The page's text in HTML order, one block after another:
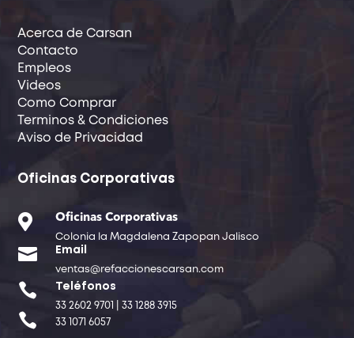
Acerca de Carsan
Contacto
Empleos
Videos
Como Comprar
Terminos & Condiciones
Aviso de Privacidad
Oficinas Corporativas
 Oficinas Corporativas
Colonia la Magdalena Zapopan Jalisco
 Email
ventas@refaccionescarsan.com
 Teléfonos
33 2602 9701 | 33 1288 3915
 33 1071 6057